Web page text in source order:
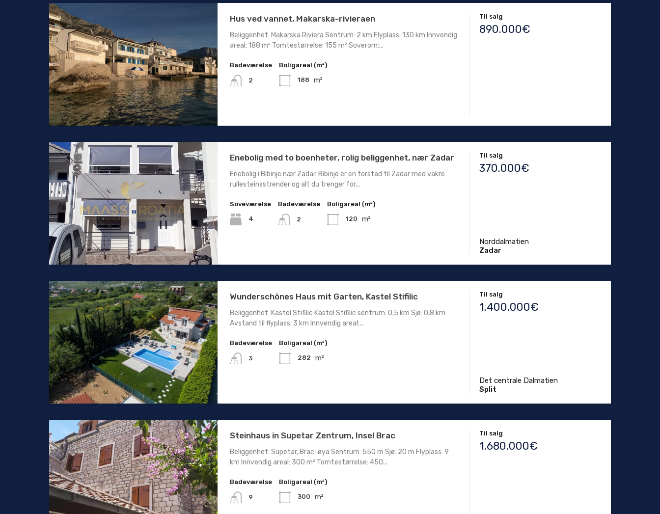
Hus ved vannet, Makarska-rivieraen
Beliggenhet: Makarska Riviera Sentrum: 2 km Flyplass: 130 km Innvendig
areal: 188 m² Tomtestørrelse: 155 m² Soverom:...
Badeværelse
2
Boligareal (m²)
188 m²
Til salg
890.000€
Enebolig med to boenheter, rolig beliggenhet, nær Zadar
Enebolig i Bibinje nær Zadar. Bibinje er en forstad til Zadar med vakre
rullesteinsstrender og alt du trenger for...
Soveværelse
4
Badeværelse
2
Boligareal (m²)
120 m²
Til salg
370.000€
Norddalmatien
Zadar
Wunderschönes Haus mit Garten, Kastel Stifilic
Beliggenhet: Kastel Stifilic Kastel Stifilic sentrum: 0,5 km Sjø: 0,8 km
Avstand til flyplass: 3 km Innvendig areal:...
Badeværelse
3
Boligareal (m²)
282 m²
Til salg
1.400.000€
Det centrale Dalmatien
Split
Steinhaus in Supetar Zentrum, Insel Brac
Beliggenhet: Supetar, Brac-øya Sentrum: 550 m Sjø: 20 m Flyplass: 9
km Innvendig areal: 300 m² Tomtestørrelse: 450...
Badeværelse
9
Boligareal (m²)
300 m²
Til salg
1.680.000€